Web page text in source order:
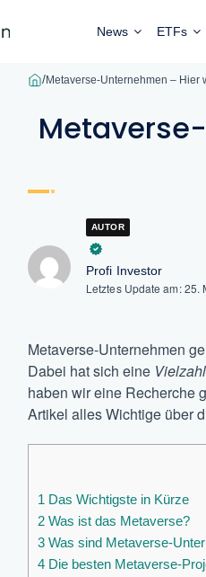
News ETFs
/Metaverse-Unternehmen – Hier
AUTOR
Profi Investor
Letztes Update am:25.
Metaverse-Unternehmen
Dabei hat sich eine
haben wir eine Recherche
Artikel alles Wichtige über
1 Das Wichtigste in Kürze
2 Was ist das Metaverse?
3 Was sind Metaverse-
4 Die besten Metaverse-